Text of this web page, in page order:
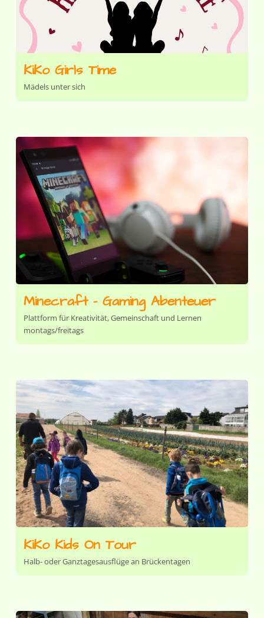
KiKo Girls Time
Mädels unter sich
Minecraft - Gaming Abenteuer
Plattform für Kreativität, Gemeinschaft und Lernen
montags/freitags
KiKo Kids On Tour
Halb- oder Ganztagesausflüge an Brückentagen